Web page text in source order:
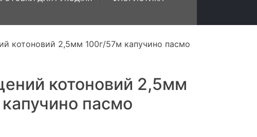
котоновий 2,5мм 100г/57м капучино пасмо
котоновий 2,5мм
пасмо